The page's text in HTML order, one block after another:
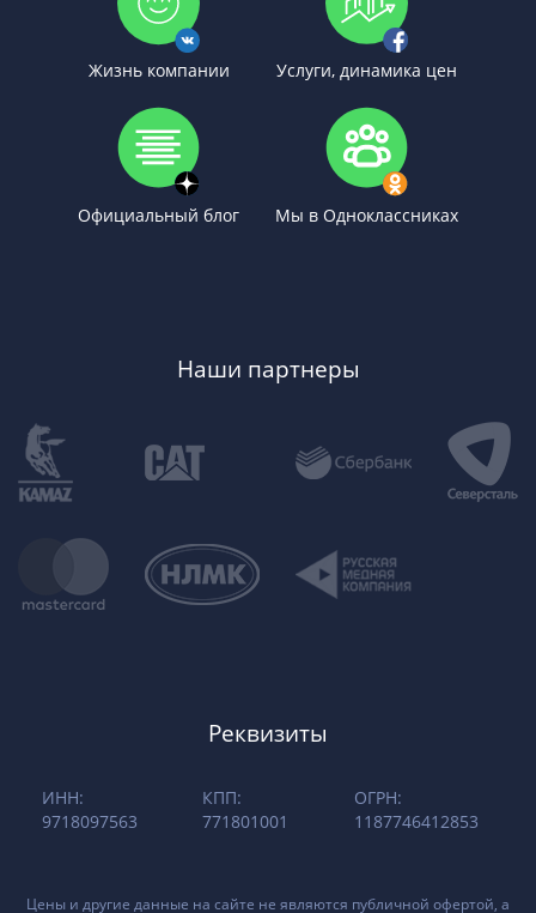
Жизнь компании Услуги, динамика цен
Официальный блог Мы в Одноклассниках
Наши партнеры
Реквизиты
ИНН:
9718097563
КПП:
771801001
ОГРН:
1187746412853
Цены и другие данные на сайте не являются публичной офертой, а